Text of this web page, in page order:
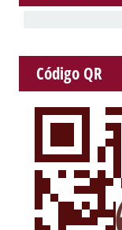
Código QR